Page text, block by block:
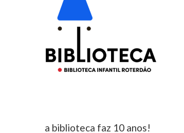
a biblioteca faz 10 anos!